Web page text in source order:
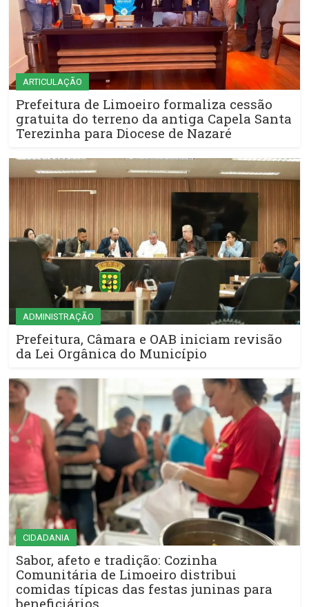
ARTICULAÇÃO
Prefeitura de Limoeiro formaliza cessão
gratuita do terreno da antiga Capela Santa
Terezinha para Diocese de Nazaré
ADMINISTRAÇÃO
Prefeitura, Câmara e OAB iniciam revisão
da Lei Orgânica do Município
CIDADANIA
Sabor, afeto e tradição: Cozinha
Comunitária de Limoeiro distribui
comidas típicas das festas juninas para
beneficiários